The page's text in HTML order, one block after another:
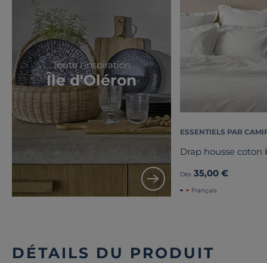
Toute l'inspiration
Île d'Oléron
ESSENTIELS PAR
Drap housse coton
Dès 35,00 €
Français
DÉTAILS DU PRODUIT